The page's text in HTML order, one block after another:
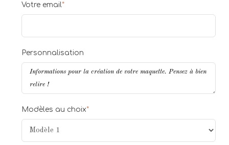
Votre email*
Personnalisation
Modèles au choix*